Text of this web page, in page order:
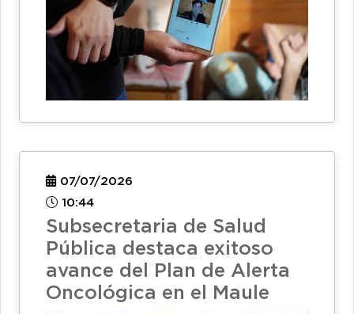
07/07/2026
10:44
Subsecretaria de Salud
Pública destaca exitoso
avance del Plan de Alerta
Oncológica en el Maule